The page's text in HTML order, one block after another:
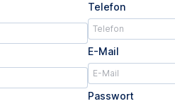
Telefon
E-Mail
Passwort